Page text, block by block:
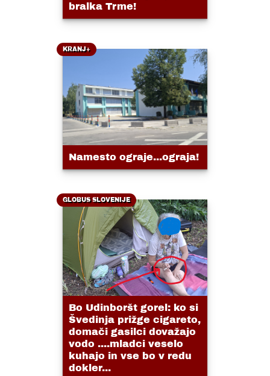
bralka Trme!
KRANJ+
Namesto ograje...ograja!
GLOBUS SLOVENIJE
Bo Udinboršt gorel: ko si
Švedinja prižge cigareto,
domači gasilci dovažajo
vodo ....mladci veselo
kuhajo in vse bo v redu
dokler...